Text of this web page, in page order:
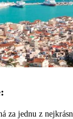
za jednu z